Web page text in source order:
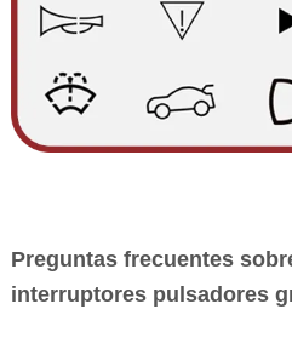
Preguntas frecuentes
interruptores pulsadores